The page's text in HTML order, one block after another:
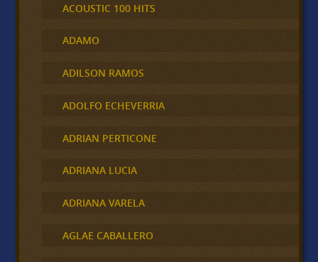
ACOUSTIC 100 HITS
ADAMO
ADILSON RAMOS
ADOLFO ECHEVERRIA
ADRIAN PERTICONE
ADRIANA LUCIA
ADRIANA VARELA
AGLAE CABALLERO